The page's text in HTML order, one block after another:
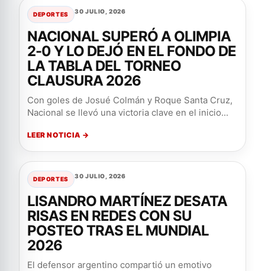
DEPORTES 30 JULIO, 2026
NACIONAL SUPERÓ A OLIMPIA
2-0 Y LO DEJÓ EN EL FONDO DE
LA TABLA DEL TORNEO
CLAUSURA 2026
Con goles de Josué Colmán y Roque Santa Cruz,
Nacional se llevó una victoria clave en el inicio...
LEER NOTICIA →
DEPORTES 30 JULIO, 2026
LISANDRO MARTÍNEZ DESATA
RISAS EN REDES CON SU
POSTEO TRAS EL MUNDIAL
2026
El defensor argentino compartió un emotivo